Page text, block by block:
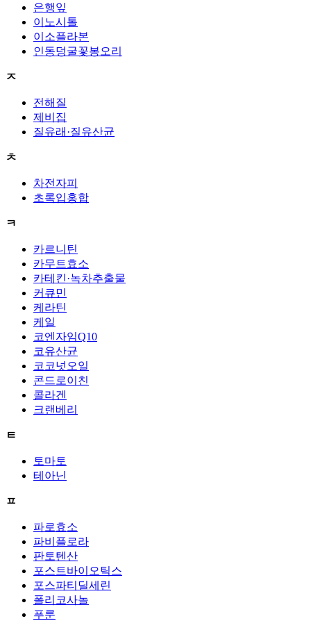
은행잎
이노시톨
이소플라본
인동덩굴꽃봉오리
ㅈ
전해질
제비집
질유래·질유산균
ㅊ
차전자피
초록입홍합
ㅋ
카르니틴
카무트효소
카테킨·녹차추출물
커큐민
케라틴
케일
코엔자임Q10
코유산균
코코넛오일
콘드로이친
콜라겐
크랜베리
ㅌ
토마토
테아닌
ㅍ
파로효소
파비플로라
판토텐산
포스트바이오틱스
포스파티딜세린
폴리코사놀
푸룬